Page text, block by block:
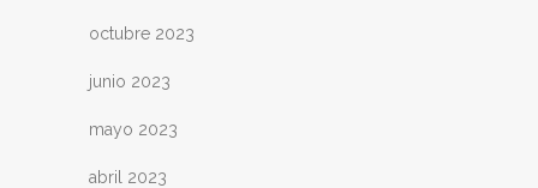
octubre 2023
junio 2023
mayo 2023
abril 2023